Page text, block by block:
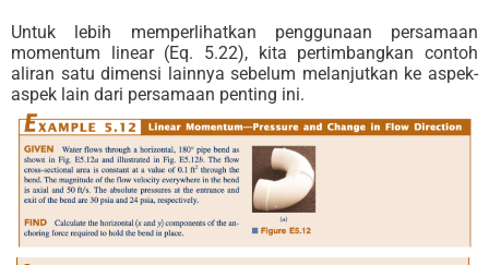
Untuk lebih memperlihatkan penggunaan persamaan
momentum linear (Eq. 5.22), kita pertimbangkan contoh
aliran satu dimensi lainnya sebelum melanjutkan ke aspek-
aspek lain dari persamaan penting ini.